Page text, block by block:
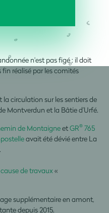
n'est pas figé : il doit
réalisé par les comités
circulation sur les sentiers de
Montverdun et la Bâtie d’Urfé.
de MontaigneetGR® 765
avait été déviéentre La
de travaux «
supplémentaire en amont,
depuis 2015.